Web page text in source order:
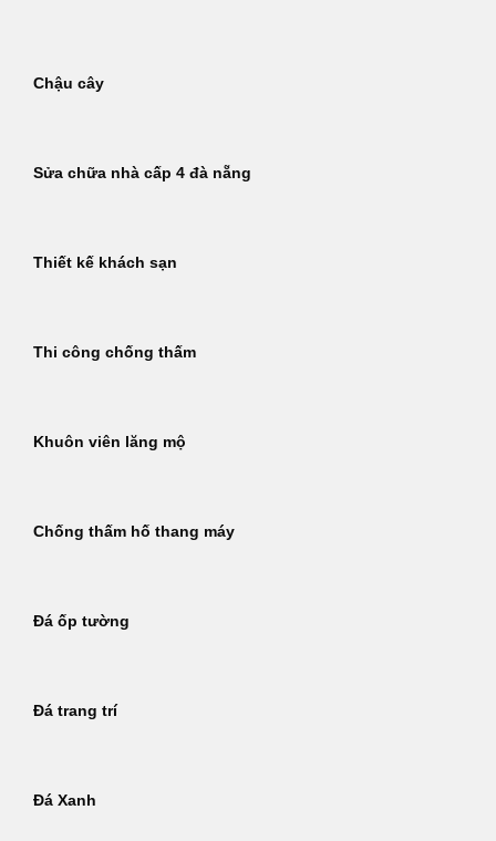
Chậu cây
Sửa chữa nhà cấp 4 đà nẵng
Thiết kế khách sạn
Thi công chống thấm
Khuôn viên lăng mộ
Chống thấm hố thang máy
Đá ốp tường
Đá trang trí
Đá Xanh